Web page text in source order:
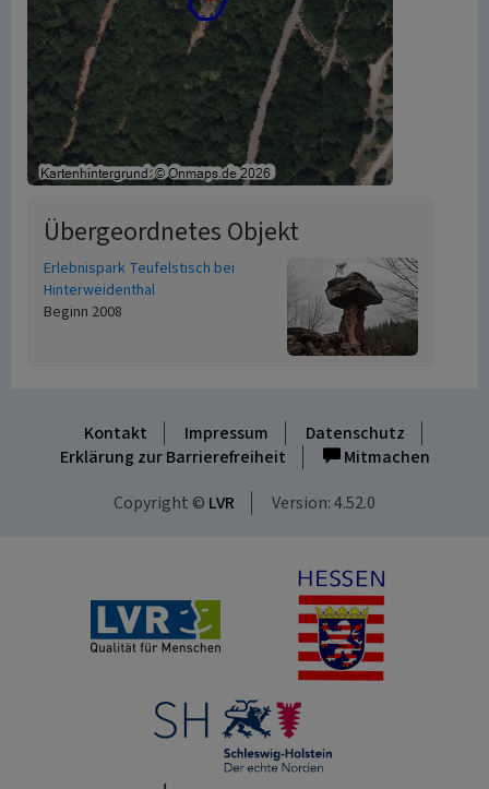
Übergeordnetes Objekt
Erlebnispark Teufelstisch bei
Hinterweidenthal
Beginn 2008
Kontakt Impressum
Datenschutz
Erklärung zur Barrierefreiheit
Mitmachen
Copyright © LVR Version: 4.52.0